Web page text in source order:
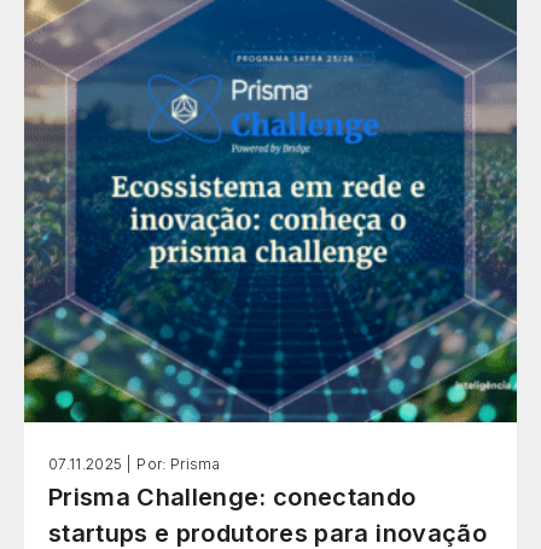
07.11.2025 | Por: Prisma
Prisma Challenge: conectando
startups e produtores para inovação